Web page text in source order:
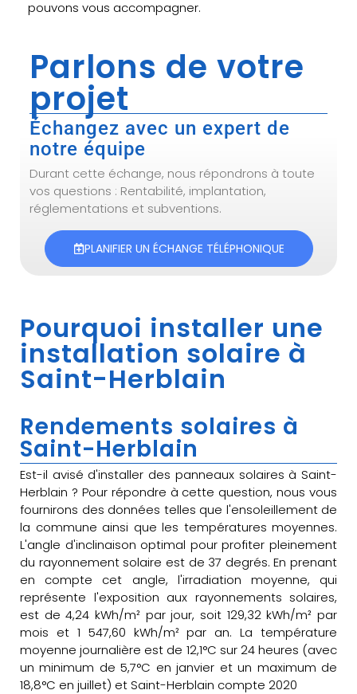
pouvons vous accompagner.
Parlons de votre
projet
Échangez avec un expert de
notre équipe
Durant cette échange, nous répondrons à toute
vos questions : Rentabilité, implantation,
réglementations et subventions.
PLANIFIER UN ÉCHANGE TÉLÉPHONIQUE
Pourquoi installer une
installation solaire à
Saint-Herblain
Rendements solaires à
Saint-Herblain
Est-il avisé d'installer des panneaux solaires à Saint-
Herblain ? Pour répondre à cette question, nous vous
fournirons des données telles que l'ensoleillement de
la commune ainsi que les températures moyennes.
L'angle d'inclinaison optimal pour profiter pleinement
du rayonnement solaire est de 37 degrés. En prenant
en compte cet angle, l'irradiation moyenne, qui
représente l'exposition aux rayonnements solaires,
est de 4,24 kWh/m² par jour, soit 129,32 kWh/m² par
mois et 1 547,60 kWh/m² par an. La température
moyenne journalière est de 12,1°C sur 24 heures (avec
un minimum de 5,7°C en janvier et un maximum de
18,8°C en juillet) et Saint-Herblain compte 2020